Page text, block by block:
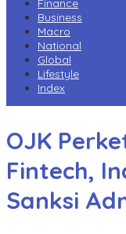
Finance
Business
Macro
National
Global
Lifestyle
Index
OJK
Fintech,
Sanksi